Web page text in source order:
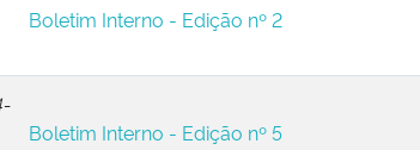
Boletim Interno - Edição nº 2
Boletim Interno - Edição nº 5